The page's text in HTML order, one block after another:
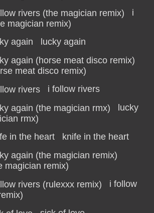
i
magician remix)
lucky again
meat disco remix)
i follow rivers
lucky
rmx)
knife in the heart
magician remix)
i follow